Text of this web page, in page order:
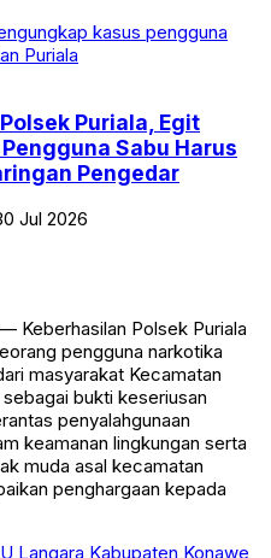
Puriala, Egit
Sabu Harus
Pengedar
Jul 2026
Keberhasilan Polsek Puriala
pengguna narkotika
masyarakat Kecamatan
bukti keseriusan
penyalahgunaan
keamanan lingkungan serta
muda asal kecamatan
penghargaan kepada